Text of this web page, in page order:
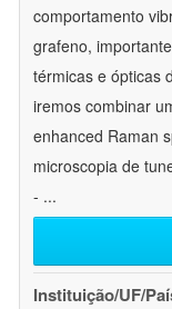
comportamento
grafeno,
térmicas e ópticas
iremos combinar
enhanced Raman
microscopia de
- ...
Instituição/UF/